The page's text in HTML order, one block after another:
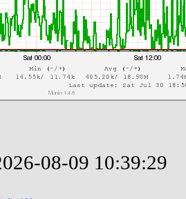
08-09 10:39:29